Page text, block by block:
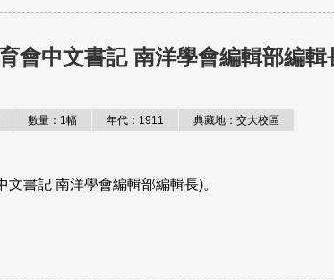
會中文書記 南洋學會編輯部編輯
數量：1幅 年代：1911 典藏地：交大校區
書記 南洋學會編輯部編輯長)。